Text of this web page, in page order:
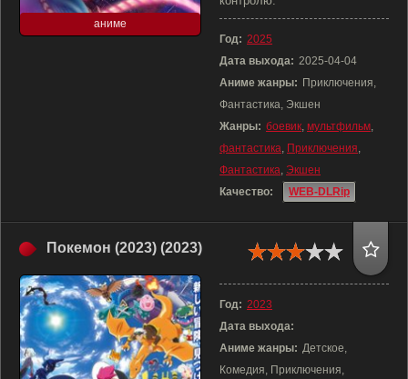
аниме
Год: 2025
Дата выхода: 2025-04-04
Аниме жанры: Приключения,
Фантастика, Экшен
Жанры: боевик, мультфильм,
фантастика, Приключения,
Фантастика, Экшен
Качество:
WEB-DLRip
Покемон (2023) (2023)
Год: 2023
Дата выхода:
Аниме жанры: Детское,
Комедия, Приключения,